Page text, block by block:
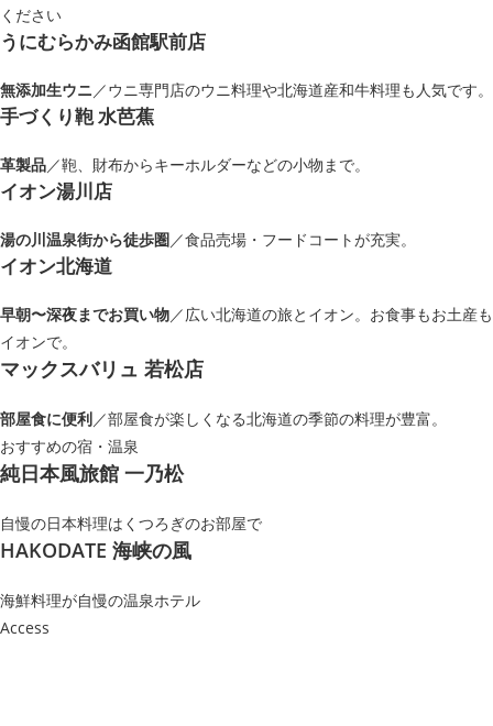
ください
うにむらかみ函館駅前店
無添加生ウニ／ウニ専門店のウニ料理や北海道産和牛料理も人気です。
手づくり鞄 水芭蕉
革製品／鞄、財布からキーホルダーなどの小物まで。
イオン湯川店
湯の川温泉街から徒歩圏／食品売場・フードコートが充実。
イオン北海道
早朝〜深夜までお買い物／広い北海道の旅とイオン。お食事もお土産も
イオンで。
マックスバリュ 若松店
部屋食に便利／部屋食が楽しくなる北海道の季節の料理が豊富。
おすすめの宿・温泉
純日本風旅館 一乃松
自慢の日本料理はくつろぎのお部屋で
HAKODATE 海峡の風
海鮮料理が自慢の温泉ホテル
Access